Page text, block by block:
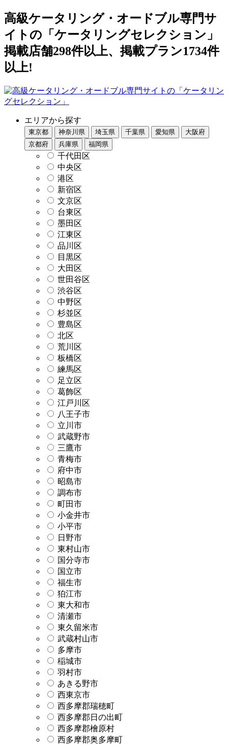
高級ケータリング・オードブル専門サ
イトの「ケータリングセレクション」
掲載店舗298件以上、掲載プラン1734件
以上!
エリアから探す
東京都 神奈川県 埼玉県 千葉県 愛知県
大阪府
京都府
兵庫県 福岡県
千代田区
中央区
港区
新宿区
文京区
台東区
墨田区
江東区
品川区
目黒区
大田区
世田谷区
渋谷区
中野区
杉並区
豊島区
北区
荒川区
板橋区
練馬区
足立区
葛飾区
江戸川区
八王子市
立川市
武蔵野市
三鷹市
青梅市
府中市
昭島市
調布市
町田市
小金井市
小平市
日野市
東村山市
国分寺市
国立市
福生市
狛江市
東大和市
清瀬市
東久留米市
武蔵村山市
多摩市
稲城市
羽村市
あきる野市
西東京市
西多摩郡瑞穂町
西多摩郡日の出町
西多摩郡檜原村
西多摩郡奥多摩町